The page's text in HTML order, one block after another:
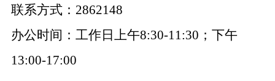
联系方式：2862148
办公时间：工作日上午8:30-11:30；下午
13:00-17:00